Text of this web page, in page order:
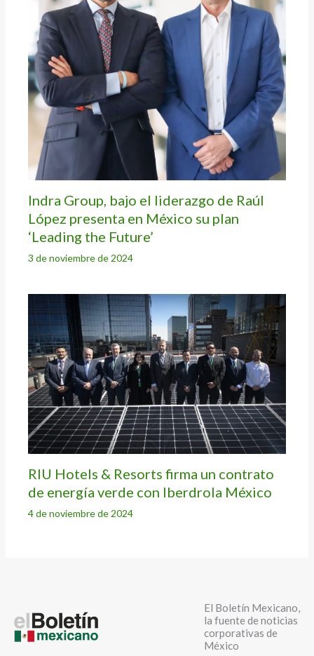
Indra Group, bajo el liderazgo de Raúl
López presenta en México su plan
‘Leading the Future’
3 de noviembre de 2024
RIU Hotels & Resorts firma un contrato
de energía verde con Iberdrola México
4 de noviembre de 2024
El Boletín Mexicano,
la fuente de noticias
corporativas de
México